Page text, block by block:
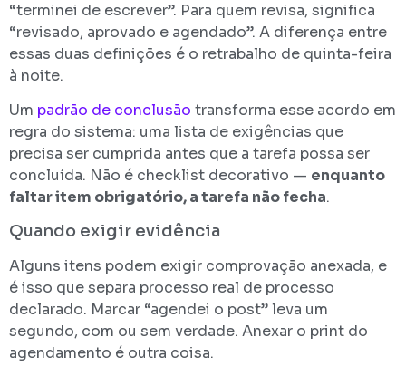
“terminei de escrever”. Para quem revisa, significa
“revisado, aprovado e agendado”. A diferença entre
essas duas definições é o retrabalho de quinta-feira
à noite.
Um padrão de conclusão transforma esse acordo em
regra do sistema: uma lista de exigências que
precisa ser cumprida antes que a tarefa possa ser
concluída. Não é checklist decorativo — enquanto
faltar item obrigatório, a tarefa não fecha.
Quando exigir evidência
Alguns itens podem exigir comprovação anexada, e
é isso que separa processo real de processo
declarado. Marcar “agendei o post” leva um
segundo, com ou sem verdade. Anexar o print do
agendamento é outra coisa.